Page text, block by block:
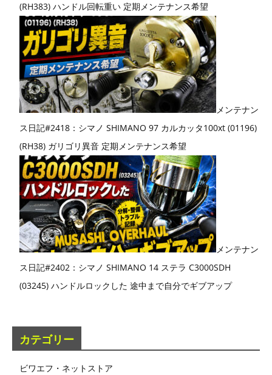
(RH383) ハンドル回転重い 定期メンテナンス希望
メンテナン
ス日記#2418：シマノ SHIMANO 97 カルカッタ100xt (01196)
(RH38) ガリゴリ異音 定期メンテナンス希望
メンテナン
ス日記#2402：シマノ SHIMANO 14 ステラ C3000SDH
(03245) ハンドルロックした 途中まで自分でギブアップ
カテゴリー
ビワエフ・ネットストア